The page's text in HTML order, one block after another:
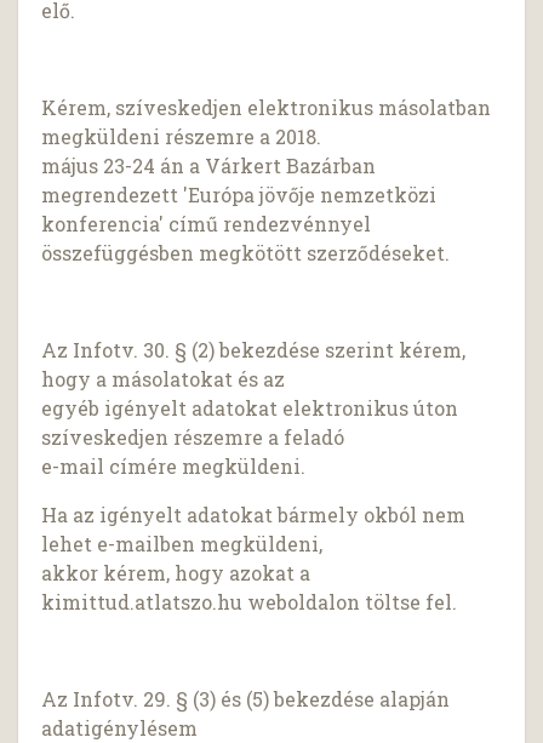
elő.
Kérem, szíveskedjen elektronikus másolatban
megküldeni részemre a 2018.
május 23-24 án a Várkert Bazárban
megrendezett 'Európa jövője nemzetközi
konferencia' című rendezvénnyel
összefüggésben megkötött szerződéseket.
Az Infotv. 30. § (2) bekezdése szerint kérem,
hogy a másolatokat és az
egyéb igényelt adatokat elektronikus úton
szíveskedjen részemre a feladó
e-mail címére megküldeni.
Ha az igényelt adatokat bármely okból nem
lehet e-mailben megküldeni,
akkor kérem, hogy azokat a
kimittud.atlatszo.hu weboldalon töltse fel.
Az Infotv. 29. § (3) és (5) bekezdése alapján
adatigénylésem